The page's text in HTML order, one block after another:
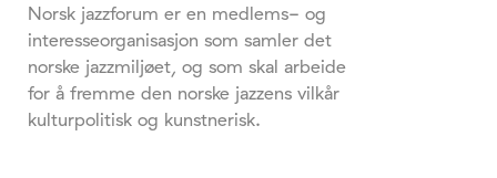
Norsk jazzforum er en medlems- og
interesseorganisasjon som samler det
norske jazzmiljøet, og som skal arbeide
for å fremme den norske jazzens vilkår
kulturpolitisk og kunstnerisk.